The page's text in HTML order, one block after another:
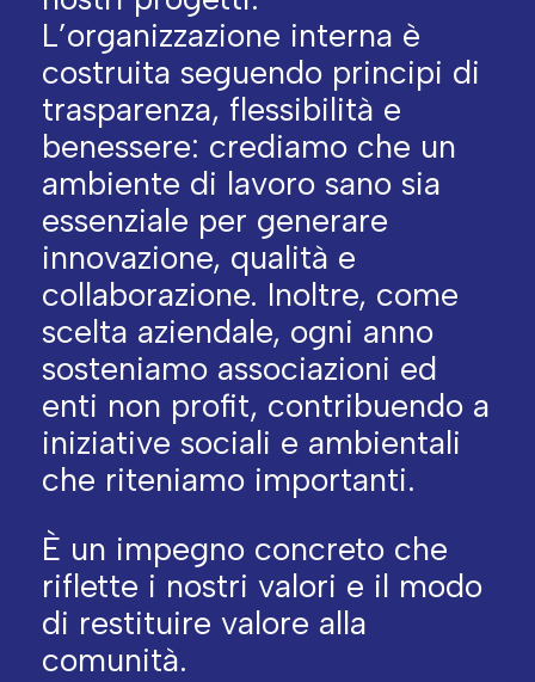
L’organizzazione interna è
costruita seguendo principi di
trasparenza, flessibilità e
benessere: crediamo che un
ambiente di lavoro sano sia
essenziale per generare
innovazione, qualità e
collaborazione. Inoltre, come
scelta aziendale, ogni anno
sosteniamo associazioni ed
enti non profit, contribuendo a
iniziative sociali e ambientali
che riteniamo importanti.
È un impegno concreto che
riflette i nostri valori e il modo
di restituire valore alla
comunità.